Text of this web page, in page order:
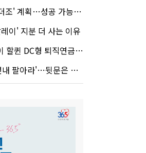
획…성공 가능성은 '글쎄'
이' 지분 더 사는 이유
형 퇴직연금…전문가 조언은
아라'…뒷문은 열었다